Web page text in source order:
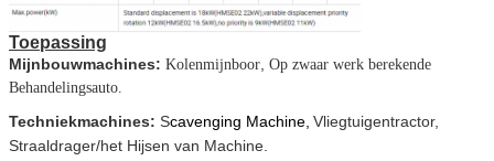
Toepassing
Mijnbouwmachines: Kolenmijnboor Op zwaar werk berekende
Behandelingsauto.
Techniekmachines: Scavenging Machine, Vliegtuigentractor,
Straaldrager/het Hijsen van Machine.